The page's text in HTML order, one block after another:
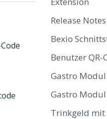
Release
Bexio
Benutzer QR-
Gastro
Gastro
Trinkgeld mit